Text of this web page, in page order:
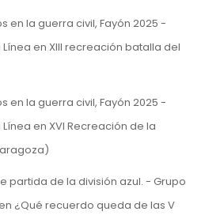
en la guerra civil, Fayón 2025 -
en XIII recreación batalla del
en la guerra civil, Fayón 2025 -
en XVI Recreación de la
partida de la división azul. - Grupo
¿Qué recuerdo queda de las V